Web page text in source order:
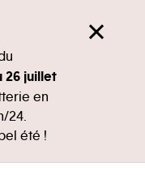
26 juillet
en
24.
été !